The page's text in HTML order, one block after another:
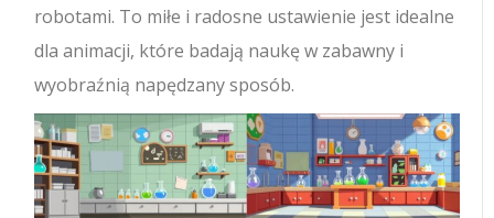
robotami. To miłe i radosne ustawienie jest idealne
dla animacji, które badają naukę w zabawny i
wyobraźnią napędzany sposób.